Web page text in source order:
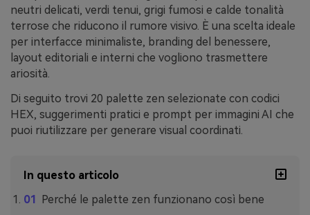
neutri delicati, verdi tenui, grigi fumosi e calde tonalità
terrose che riducono il rumore visivo. È una scelta ideale
per interfacce minimaliste, branding del benessere,
layout editoriali e interni che vogliono trasmettere
ariosità.
Di seguito trovi 20 palette zen selezionate con codici
HEX, suggerimenti pratici e prompt per immagini AI che
puoi riutilizzare per generare visual coordinati.
In questo articolo
Perché le palette zen funzionano così bene